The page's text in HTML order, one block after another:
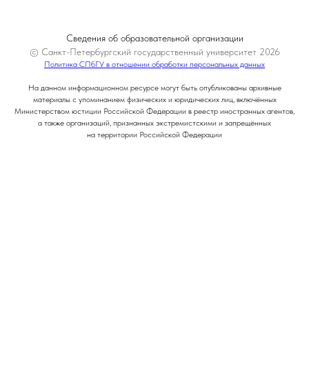
Сведения об образовательной организации
© Санкт-Петербургский государственный университет 2026
Политика СПбГУ в отношении обработки персональных данных
На данном информационном ресурсе могут быть опубликованы архивные
материалы с упоминанием физических и юридических лиц, включённых
Министерством юстиции Российской Федерации в реестр иностранных агентов,
а также организаций, признанных экстремистскими и запрещённых
на территории Российской Федерации